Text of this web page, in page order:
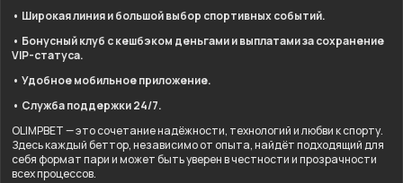
• Широкая линия и большой выбор спортивных событий.
• Бонусный клуб с кешбэком деньгами и выплатами за сохранение
VIP-статуса.
• Удобное мобильное приложение.
• Служба поддержки 24/7.
OLIMPBET — это сочетание надёжности, технологий и любви к спорту.
Здесь каждый беттор, независимо от опыта, найдёт подходящий для
себя формат пари и может быть уверен в честности и прозрачности
всех процессов.